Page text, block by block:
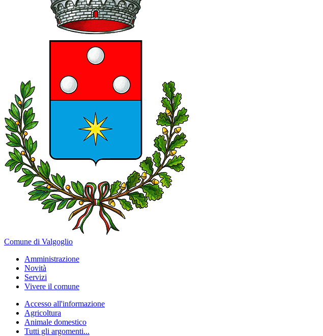
Comune di Valgoglio
Amministrazione
Novità
Servizi
Vivere il comune
Accesso all'informazione
Agricoltura
Animale domestico
Tutti gli argomenti...